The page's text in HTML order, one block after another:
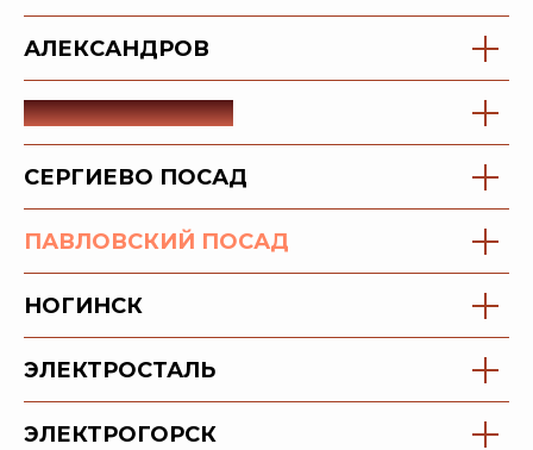
​АЛЕКСАНДРОВ
​ОРЕХОВО-ЗУЕВО
​СЕРГИЕВО ПОСАД
ПАВЛОВСКИЙ ПОСАД
​НОГИНСК
ЭЛЕКТРОСТАЛЬ
ЭЛЕКТРОГОРСК